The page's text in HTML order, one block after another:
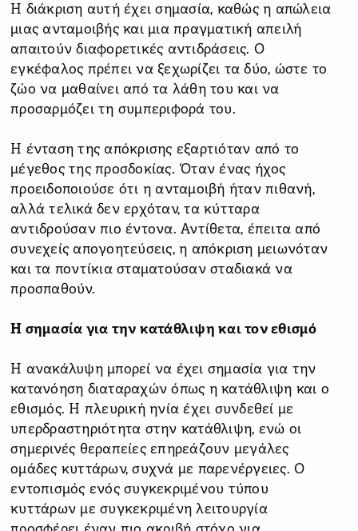
Η διάκριση αυτή έχει σημασία, καθώς η απώλεια
μιας ανταμοιβής και μια πραγματική απειλή
απαιτούν διαφορετικές αντιδράσεις. Ο
εγκέφαλος πρέπει να ξεχωρίζει τα δύο, ώστε το
ζώο να μαθαίνει από τα λάθη του και να
προσαρμόζει τη συμπεριφορά του.
Η ένταση της απόκρισης εξαρτιόταν από το
μέγεθος της προσδοκίας. Όταν ένας ήχος
προειδοποιούσε ότι η ανταμοιβή ήταν πιθανή,
αλλά τελικά δεν ερχόταν, τα κύτταρα
αντιδρούσαν πιο έντονα. Αντίθετα, έπειτα από
συνεχείς απογοητεύσεις, η απόκριση μειωνόταν
και τα ποντίκια σταματούσαν σταδιακά να
προσπαθούν.
Η σημασία για την κατάθλιψη και τον εθισμό
Η ανακάλυψη μπορεί να έχει σημασία για την
κατανόηση διαταραχών όπως η κατάθλιψη και ο
εθισμός. Η πλευρική ηνία έχει συνδεθεί με
υπερδραστηριότητα στην κατάθλιψη, ενώ οι
σημερινές θεραπείες επηρεάζουν μεγάλες
ομάδες κυττάρων, συχνά με παρενέργειες. Ο
εντοπισμός ενός συγκεκριμένου τύπου
κυττάρων με συγκεκριμένη λειτουργία